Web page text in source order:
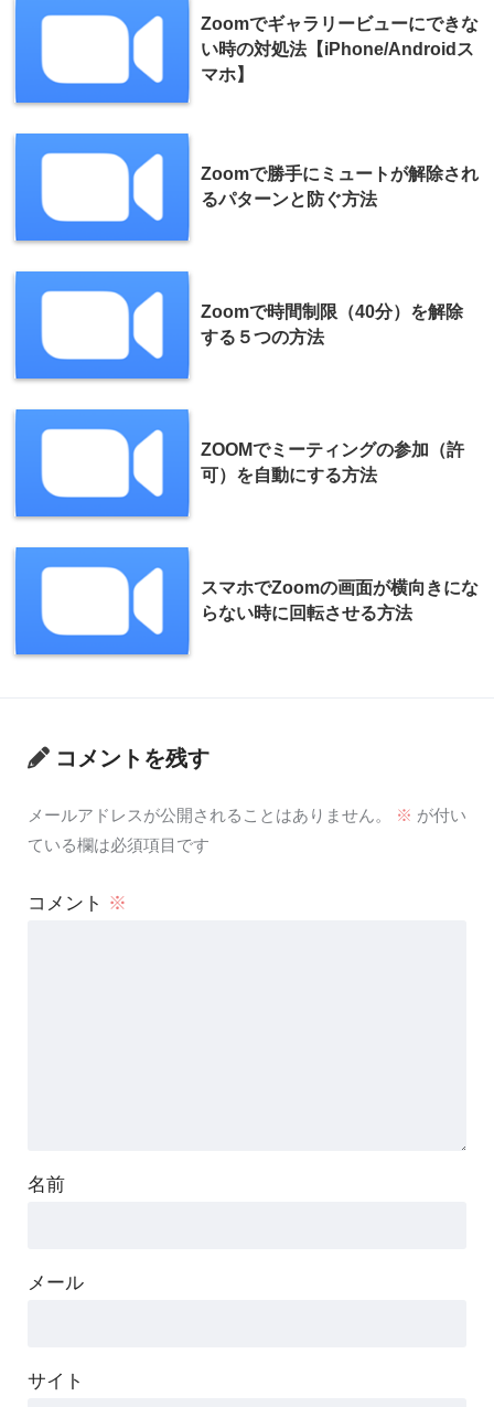
Zoomでギャラリービューにできな
い時の対処法【iPhone/Androidス
マホ】
Zoomで勝手にミュートが解除され
るパターンと防ぐ方法
Zoomで時間制限（40分）を解除
する５つの方法
ZOOMでミーティングの参加（許
可）を自動にする方法
スマホでZoomの画面が横向きにな
らない時に回転させる方法
コメントを残す
メールアドレスが公開されることはありません。 ※ が付い
ている欄は必須項目です
コメント ※
名前
メール
サイト